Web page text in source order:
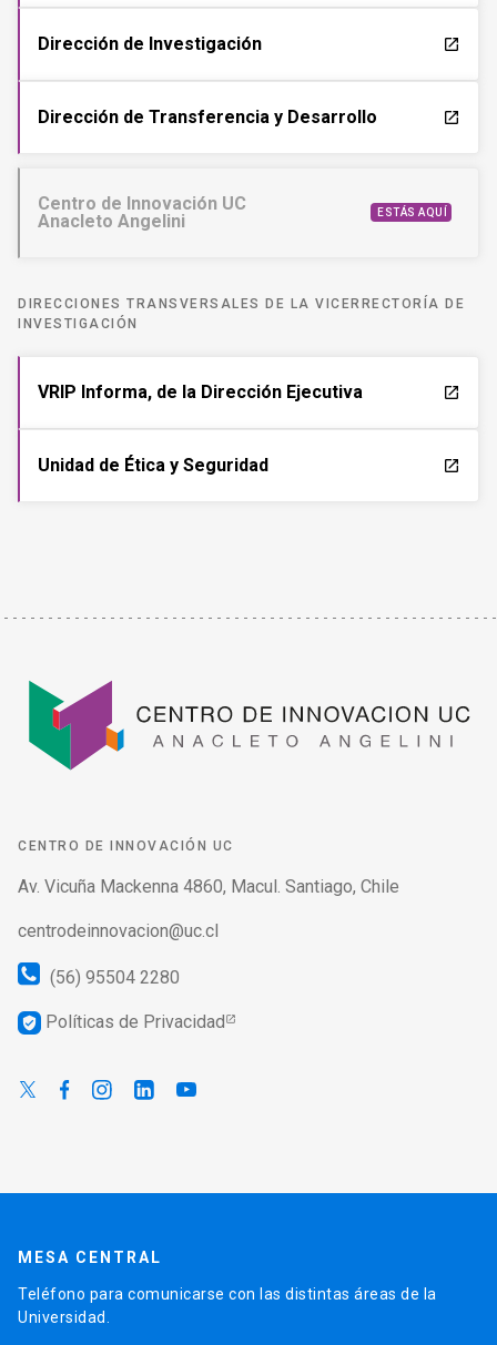
Dirección de Investigación launch
Dirección de Transferencia y Desarrollo launch
Centro de Innovación UC
Anacleto Angelini
ESTÁS AQUÍ
DIRECCIONES TRANSVERSALES DE LA VICERRECTORÍA DE
INVESTIGACIÓN
VRIP Informa, de la Dirección Ejecutiva launch
Unidad de Ética y Seguridad launch
CENTRO DE INNOVACIÓN UC
Av. Vicuña Mackenna 4860, Macul. Santiago, Chile
centrodeinnovacion@uc.cl
(56) 95504 2280
verified_user Políticas de Privacidad
MESA CENTRAL
Teléfono para comunicarse con las distintas áreas de la
Universidad.